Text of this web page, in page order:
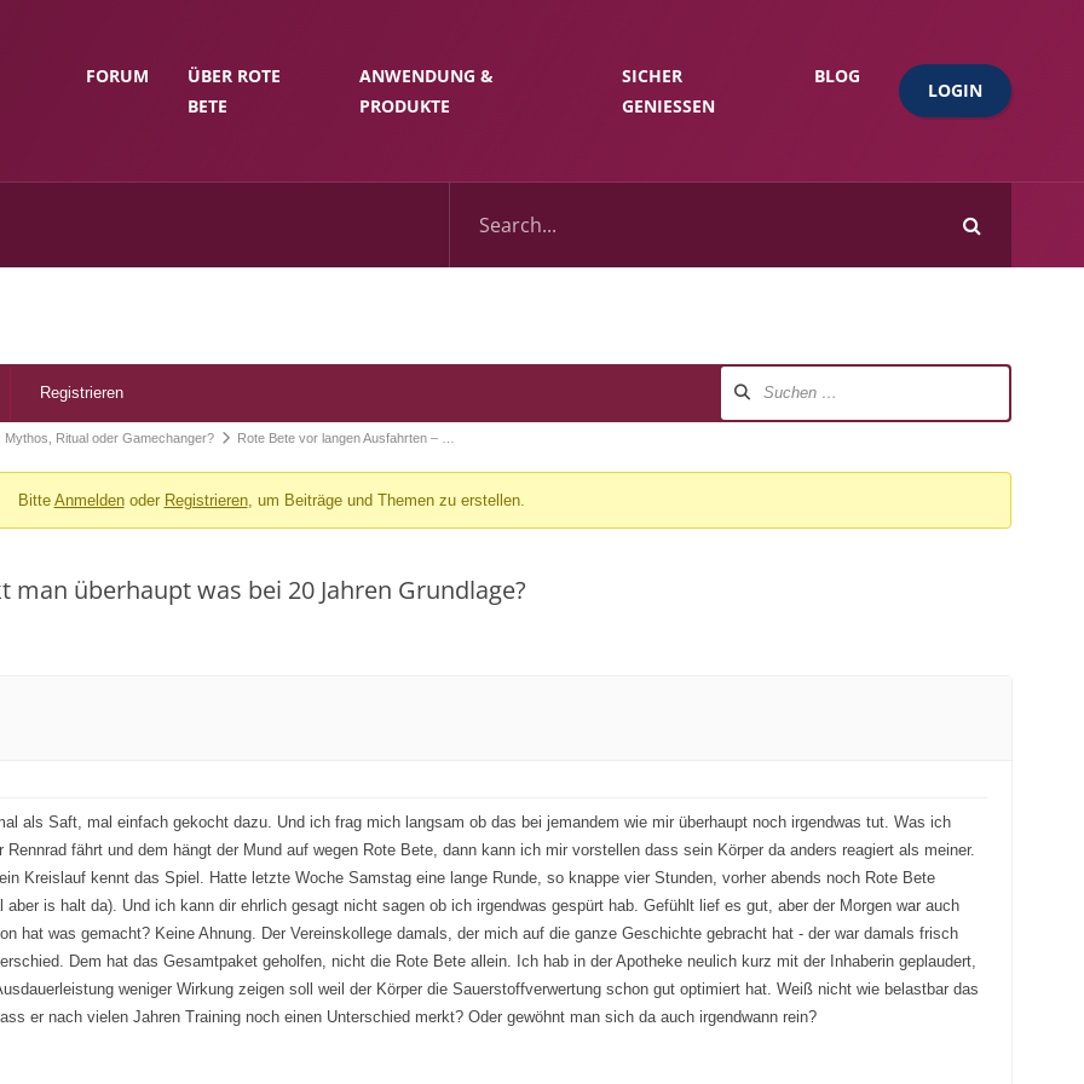
FORUM
ÜBER ROTE
BETE
ANWENDUNG &
PRODUKTE
SICHER
GENIESSEN
BLOG
LOGIN
Registrieren
Mythos, Ritual oder Gamechanger? Rote Bete vor langen Ausfahrten – …
Bitte Anmeldenoder Registrieren, um Beiträge und Themen zu erstellen.
überhaupt was bei 20 Jahren Grundlage?
als Saft, mal einfach gekocht dazu. Und ich frag mich langsam ob das bei jemandem wie mir überhaupt noch irgendwas tut. Was ich
fährt und dem hängt der Mund auf wegen Rote Bete, dann kann ich mir vorstellen dass sein Körper da anders reagiert als meiner.
Kreislauf kennt das Spiel. Hatte letzte Woche Samstag eine lange Runde, so knappe vier Stunden, vorher abends noch Rote Bete
is halt da). Und ich kann dir ehrlich gesagt nicht sagen ob ich irgendwas gespürt hab. Gefühlt lief es gut, aber der Morgen war auch
hat was gemacht? Keine Ahnung. Der Vereinskollege damals, der mich auf die ganze Geschichte gebracht hat - der war damals frisch
Dem hat das Gesamtpaket geholfen, nicht die Rote Bete allein. Ich hab in der Apotheke neulich kurz mit der Inhaberin geplaudert,
weniger Wirkung zeigen soll weil der Körper die Sauerstoffverwertung schon gut optimiert hat. Weiß nicht wie belastbar das
er nach vielen Jahren Training noch einen Unterschied merkt? Oder gewöhnt man sich da auch irgendwann rein?